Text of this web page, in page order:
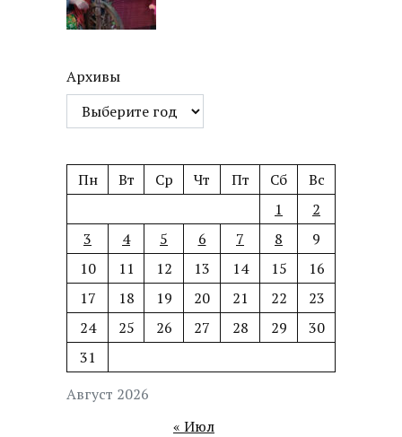
Архивы
Август 2026
Пн Вт Ср Чт Пт Сб
Вс
1
2
3
4 5 6 7 8
9
10
11 12 13 14 15
16
17
18 19 20 21 22
23
24
25 26 27 28 29
30
31
« Июл